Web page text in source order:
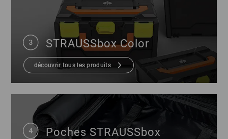
STRAUSSbox Color
découvrir tous les produits
Poches STRAUSSbox